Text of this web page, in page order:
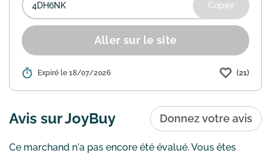
Copier
Aller sur le site
Détails : Joybuy propose une offre de bienvenue
Pour en profiter, téléchargez
l'application mobile Joybuy e...En
Expiré le 18/07/2026 (21)
Avis sur JoyBuy Donnez votre avis
Ce marchand n'a pas encore été évalué. Vous êtes